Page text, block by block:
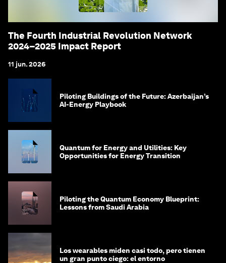
The Fourth Industrial Revolution Network
2024–2025 Impact Report
11 jun. 2026
Piloting Buildings of the Future: Azerbaijan’s
AI-Energy Playbook
Quantum for Energy and Utilities: Key
Opportunities for Energy Transition
Piloting the Quantum Economy Blueprint:
Lessons from Saudi Arabia
Los wearables miden casi todo, pero tienen
un gran punto ciego: el entorno